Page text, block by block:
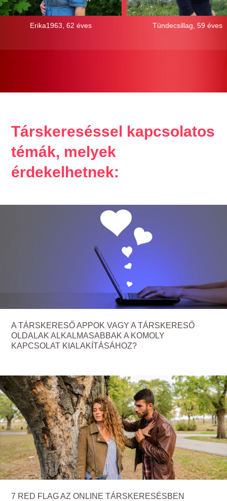
Erika1963, 62 éves Tündecsillag, 59 éves
Társkereséssel kapcsolatos
témák, melyek
érdekelhetnek:
A TÁRSKERESŐ APPOK VAGY A TÁRSKERESŐ
OLDALAK ALKALMASABBAK A KOMOLY
KAPCSOLAT KIALAKÍTÁSÁHOZ?
7 RED FLAG AZ ONLINE TÁRSKERESÉSBEN